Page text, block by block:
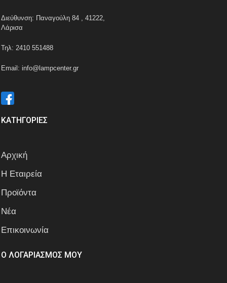
Διεύθυνση: Παναγούλη 84 , 41222,
Λάρισα
Τηλ: 2410 551488
Email: info@lampcenter.gr
ΚΑΤΗΓΟΡΙΕΣ
Αρχική
Η Εταιρεία
Προϊόντα
Νέα
Επικοινωνία
Ο ΛΟΓΑΡΙΑΣΜΟΣ ΜΟΥ